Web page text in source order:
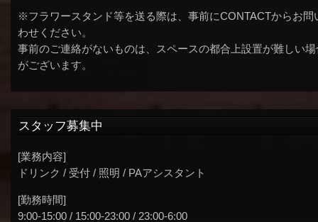
※フラワースタンド等を送る際は、事前にCONTACTからお問
わせください。
事前のご連絡がないものは、スペースの都合上設置が難しい場
がございます。
スタッフ募集中
[業務内容]
ドリンク / 受付 / 照明 / PAアシスタント
[勤務時間]
9:00-15:00 / 15:00-23:00 / 23:00-6:00